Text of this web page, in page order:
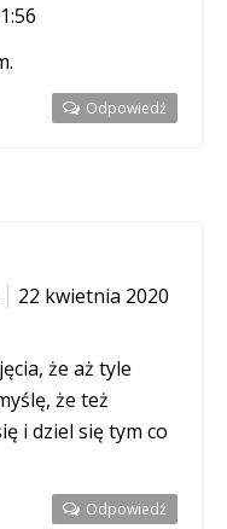
Odpowiedź
22 kwietnia 2020
że aż tyle
że też
i dziel się tym co
Odpowiedź